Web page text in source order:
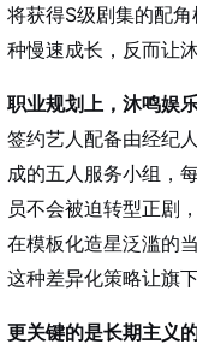
将获得S级剧集的配
种慢速成长，反而让
职业规划上，沐鸣娱
签约艺人配备由经纪
成的五人服务小组，
员不会被迫转型正剧
在模板化造星泛滥的
这种差异化策略让旗
更关键的是长期主义